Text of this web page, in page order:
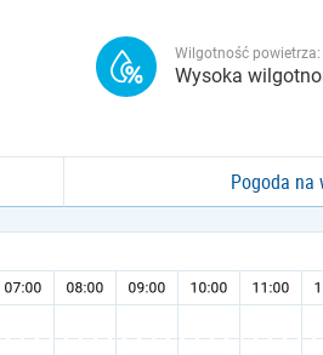
Wilgotność powietrza:
Wysoka
Pogoda na